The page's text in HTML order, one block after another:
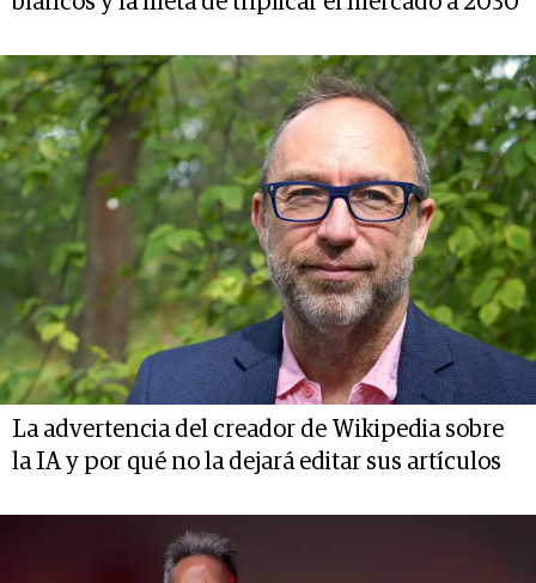
La advertencia del creador de Wikipedia sobre
la IA y por qué no la dejará editar sus artículos